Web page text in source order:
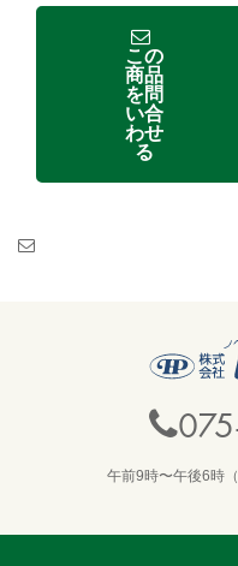
この
商品
を問
い合
わせ
る
午前9時〜午後6時